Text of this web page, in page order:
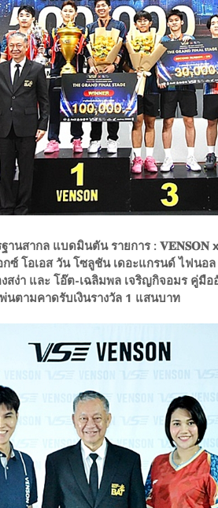
านสากล แบดมินตัน รายการ :
โอเอส วัน โซลูชัน เดอะแกรนด์ ไฟนอล
ง่า และ โอ๊ต-เฉลิมพล เจริญกิจอมร คู่มือ
ตามคาดรับเงินรางวัล 1 แสนบาท